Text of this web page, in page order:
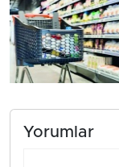
Yorumlar